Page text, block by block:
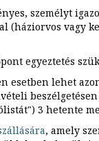
személyt
(háziorvos vagy
egyeztetés
esetben lehet
3 hetente
, amely